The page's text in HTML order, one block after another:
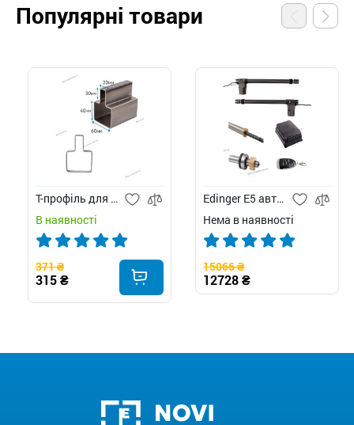
Популярні товари
Т-профіль для воріт
В наявності
371 ₴
315 ₴
Edinger E5 автоматика для розпашних воріт
Нема в наявності
15066 ₴
12728 ₴